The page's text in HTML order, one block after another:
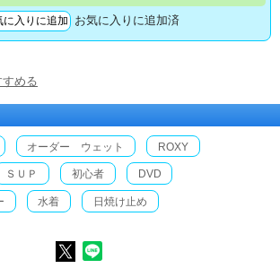
お気に入りに追加済
める
オーダー ウェット ROXY
ＳＵＰ 初心者 DVD
水着 日焼け止め